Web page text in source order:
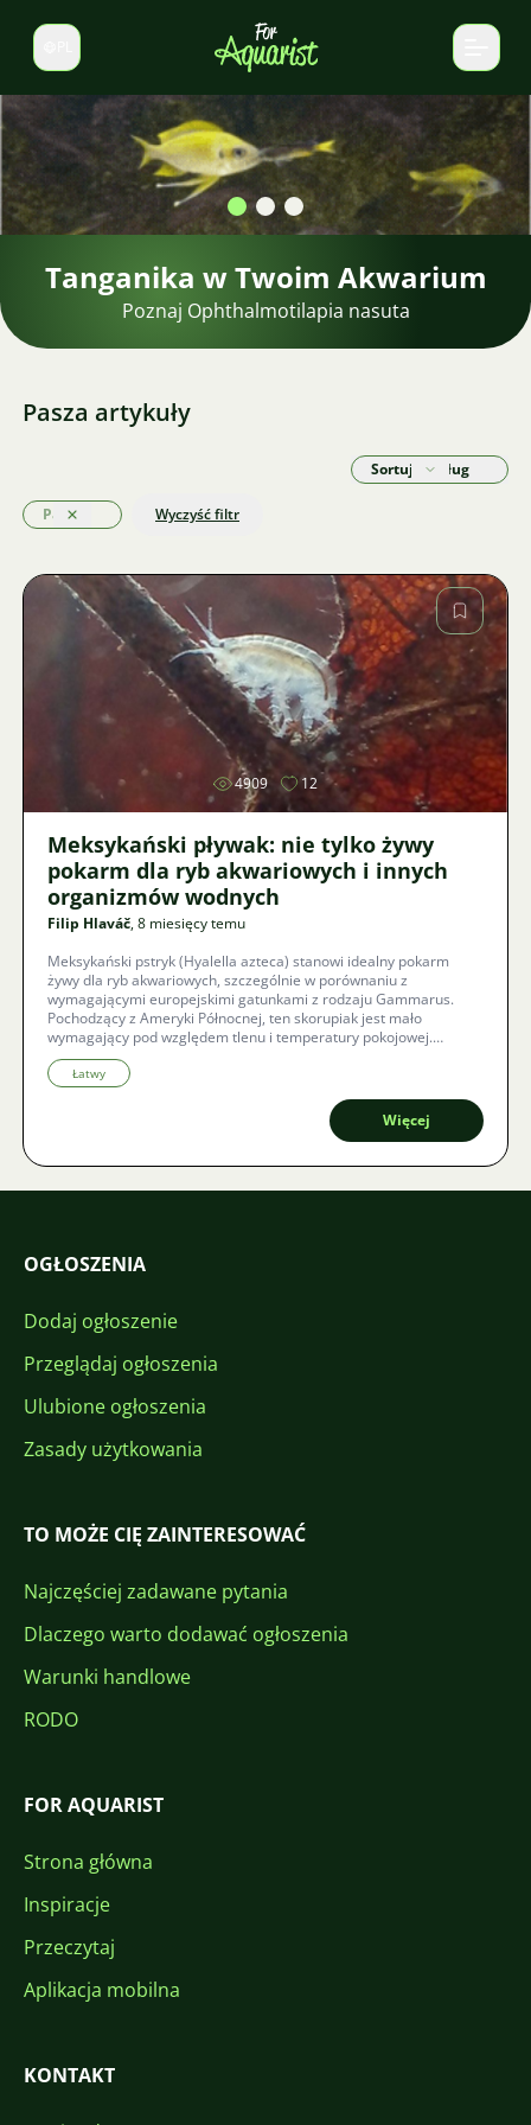
Zmień język
Tanganika w Twoim Akwarium
Poznaj Ophthalmotilapia nasuta
Pasza artykuły
PaszaWyczyść Wyczyść filtr
Sortuj według
Zdjęcie
4909 12
Meksykański pływak: nie tylko żywy
pokarm dla ryb akwariowych i innych
organizmów wodnych
Filip Hlaváč, 8 miesięcy temu
Meksykański pstryk (Hyalella azteca) stanowi idealny pokarm
żywy dla ryb akwariowych, szczególnie w porównaniu z
wymagającymi europejskimi gatunkami z rodzaju Gammarus.
Pochodzący z Ameryki Północnej, ten skorupiak jest mało
wymagający pod względem tlenu i temperatury pokojowej.
Dowiedz się, jak z pstryków zrobić „żywe bomby witaminowe” i
zapewnić rybom wysokiej jakości i stymulujący dopływ pokarmu.
Łatwy
Więcej
OGŁOSZENIA
Dodaj ogłoszenie
Przeglądaj ogłoszenia
Ulubione ogłoszenia
Zasady użytkowania
TO MOŻE CIĘ ZAINTERESOWAĆ
Najczęściej zadawane pytania
Dlaczego warto dodawać ogłoszenia
Warunki handlowe
RODO
FOR AQUARIST
Strona główna
Inspiracje
Przeczytaj
Aplikacja mobilna
KONTAKT